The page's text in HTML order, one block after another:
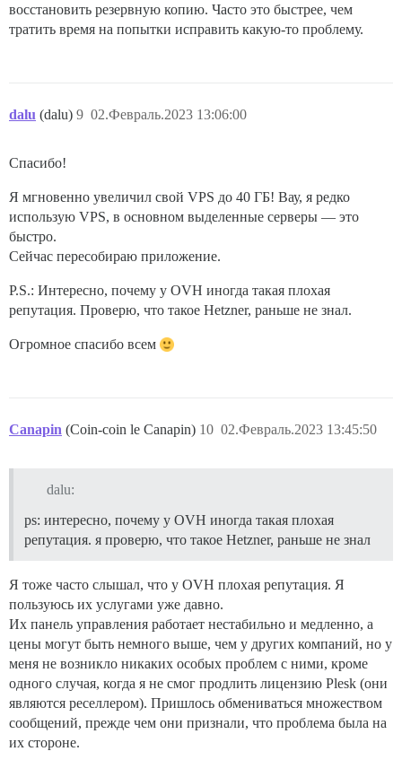
восстановить резервную копию. Часто это быстрее, чем
тратить время на попытки исправить какую-то проблему.
dalu (dalu) 02.Февраль.2023 13:06:00
9
Спасибо!
Я мгновенно увеличил свой VPS до 40 ГБ! Вау, я редко
использую VPS, в основном выделенные серверы — это
быстро.
Сейчас пересобираю приложение.
P.S.: Интересно, почему у OVH иногда такая плохая
репутация. Проверю, что такое Hetzner, раньше не знал.
Огромное спасибо всем
Canapin (Coin-coin le Canapin) 02.Февраль.2023 13:45:50
10
dalu:
ps: интересно, почему у OVH иногда такая плохая
репутация. я проверю, что такое Hetzner, раньше не знал
Я тоже часто слышал, что у OVH плохая репутация. Я
пользуюсь их услугами уже давно.
Их панель управления работает нестабильно и медленно, а
цены могут быть немного выше, чем у других компаний, но у
меня не возникло никаких особых проблем с ними, кроме
одного случая, когда я не смог продлить лицензию Plesk (они
являются реселлером). Пришлось обмениваться множеством
сообщений, прежде чем они признали, что проблема была на
их стороне.